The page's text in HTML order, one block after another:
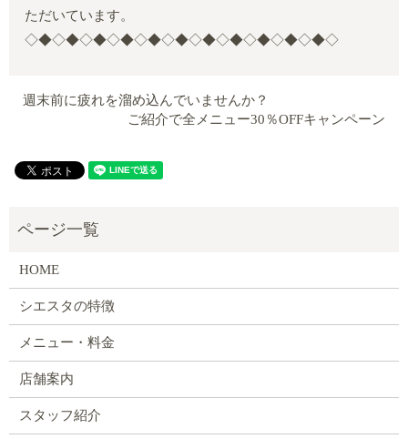
ただいています。
◇◆◇◆◇◆◇◆◇◆◇◆◇◆◇◆◇◆◇◆◇◆◇
週末前に疲れを溜め込んでいませんか？
ご紹介で全メニュー30％OFFキャンペーン
HOME
シエスタの特徴
メニュー・料金
店舗案内
スタッフ紹介